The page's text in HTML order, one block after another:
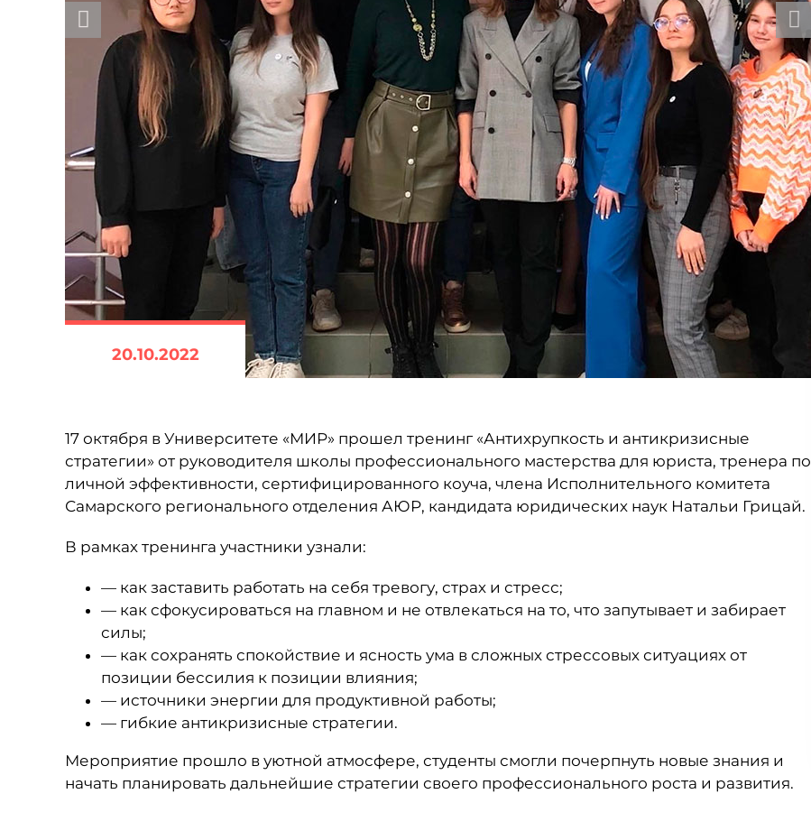
20.10.2022
17 октября в Университете «МИР» прошел тренинг «Антихрупкость и антикризисные
стратегии» от руководителя школы профессионального мастерства для юриста, тренера по
личной эффективности, сертифицированного коуча, члена Исполнительного комитета
Самарского регионального отделения АЮР, кандидата юридических наук Натальи Грицай.
В рамках тренинга участники узнали:
— как заставить работать на себя тревогу, страх и стресс;
— как сфокусироваться на главном и не отвлекаться на то, что запутывает и забирает
силы;
— как сохранять спокойствие и ясность ума в сложных стрессовых ситуациях от
позиции бессилия к позиции влияния;
— источники энергии для продуктивной работы;
— гибкие антикризисные стратегии.
Мероприятие прошло в уютной атмосфере, студенты смогли почерпнуть новые знания и
начать планировать дальнейшие стратегии своего профессионального роста и развития.